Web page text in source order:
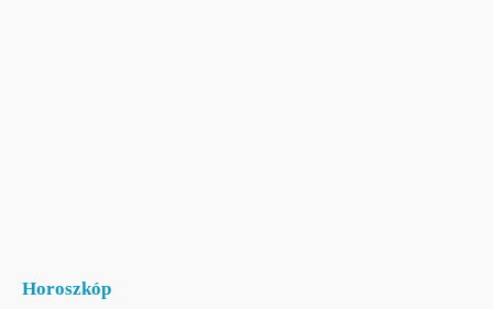
Horoszkóp